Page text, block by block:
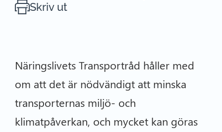
Skriv ut
Näringslivets Transportråd håller med
om att det är nödvändigt att minska
transporternas miljö- och
klimatpåverkan, och mycket kan göras